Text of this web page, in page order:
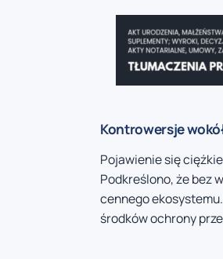
Kontrowersje
Pojawienie się
Podkreślono, że bez
cennego
środków ochrony